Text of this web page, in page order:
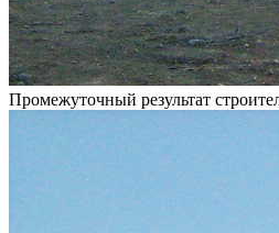
Промежуточный результат